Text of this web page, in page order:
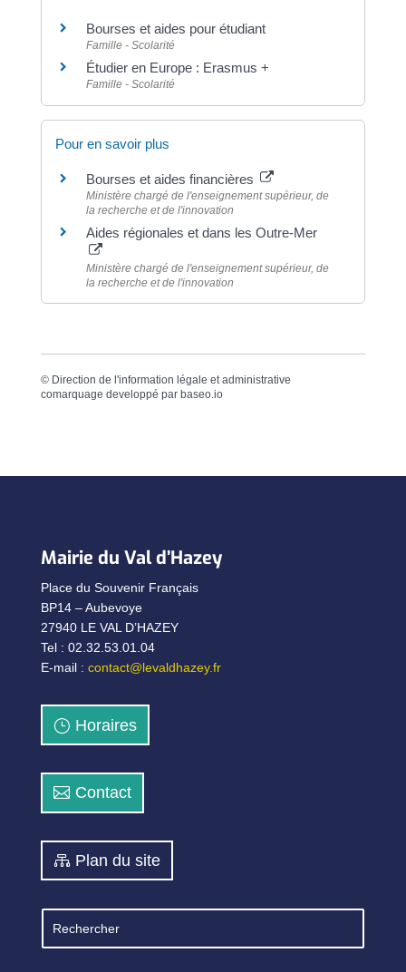
Bourses et aides pour étudiant
Famille - Scolarité
Étudier en Europe : Erasmus +
Famille - Scolarité
Pour en savoir plus
Bourses et aides financières
Ministère chargé de l'enseignement supérieur, de
la recherche et de l'innovation
Aides régionales et dans les Outre-Mer
Ministère chargé de l'enseignement supérieur, de
la recherche et de l'innovation
© Direction de l'information légale et administrative
comarquage developpé par baseo.io
Mairie du Val d’Hazey
Place du Souvenir Français
BP14 – Aubevoye
27940 LE VAL D’HAZEY
Tel : 02.32.53.01.04
E-mail : contact@levaldhazey.fr
Horaires
Contact
Plan du site